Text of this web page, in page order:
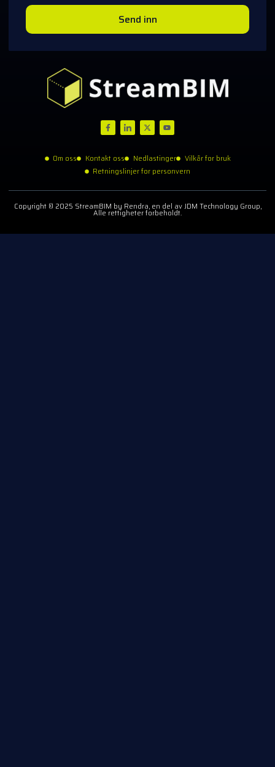
Send inn
Om oss Kontakt oss Nedlastinger
Vilkår for bruk
Retningslinjer for personvern
Copyright © 2025 StreamBIM by Rendra, en del av JDM Technology Group,
Alle rettigheter forbeholdt.